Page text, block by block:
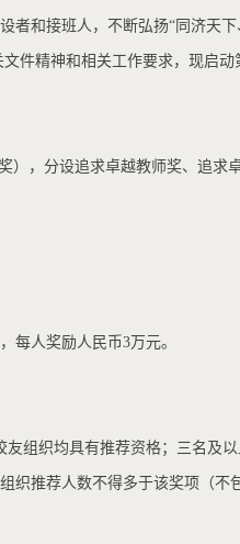
和接班人，不断弘扬“同济天下
件精神和相关工作要求，现启动
），分设追求卓越教师奖、追求
每人奖励人民币3万元。
组织均具有推荐资格；三名及
织推荐人数不得多于该奖项（不